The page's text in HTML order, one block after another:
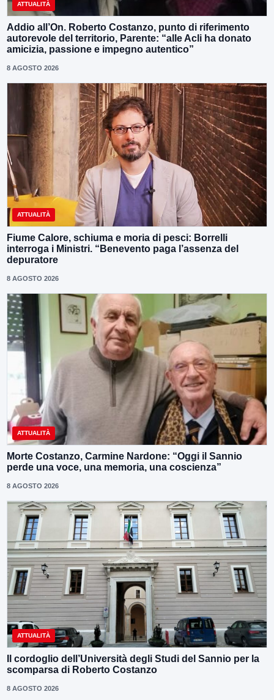
ATTUALITÀ
Addio all’On. Roberto Costanzo, punto di riferimento
autorevole del territorio, Parente: “alle Acli ha donato
amicizia, passione e impegno autentico”
8 AGOSTO 2026
ATTUALITÀ
Fiume Calore, schiuma e moria di pesci: Borrelli
interroga i Ministri. “Benevento paga l’assenza del
depuratore
8 AGOSTO 2026
ATTUALITÀ
Morte Costanzo, Carmine Nardone: “Oggi il Sannio
perde una voce, una memoria, una coscienza”
8 AGOSTO 2026
ATTUALITÀ
Il cordoglio dell’Università degli Studi del Sannio per la
scomparsa di Roberto Costanzo
8 AGOSTO 2026